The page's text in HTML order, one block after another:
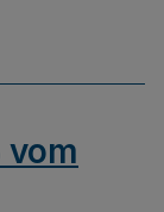
vom